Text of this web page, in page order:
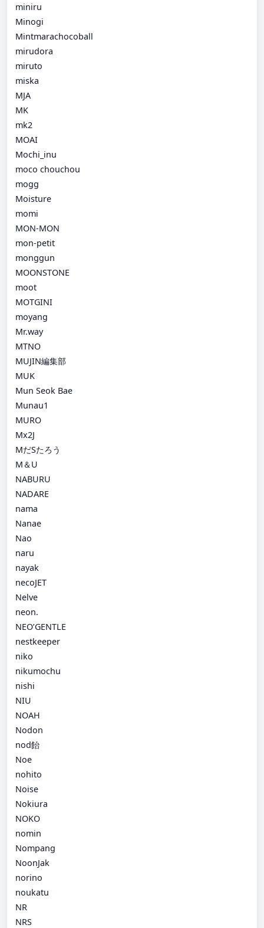
miniru
Minogi
Mintmarachocoball
mirudora
miruto
miska
MJA
MK
mk2
MOAI
Mochi_inu
moco chouchou
mogg
Moisture
momi
MON-MON
mon-petit
monggun
MOONSTONE
moot
MOTGINI
moyang
Mr.way
MTNO
MUJIN編集部
MUK
Mun Seok Bae
Munau1
MURO
Mx2J
MだSたろう
M＆U
NABURU
NADARE
nama
Nanae
Nao
naru
nayak
necoJET
Nelve
neon.
NEO’GENTLE
nestkeeper
niko
nikumochu
nishi
NIU
NOAH
Nodon
nod飴
Noe
nohito
Noise
Nokiura
NOKO
nomin
Nompang
NoonJak
norino
noukatu
NR
NRS